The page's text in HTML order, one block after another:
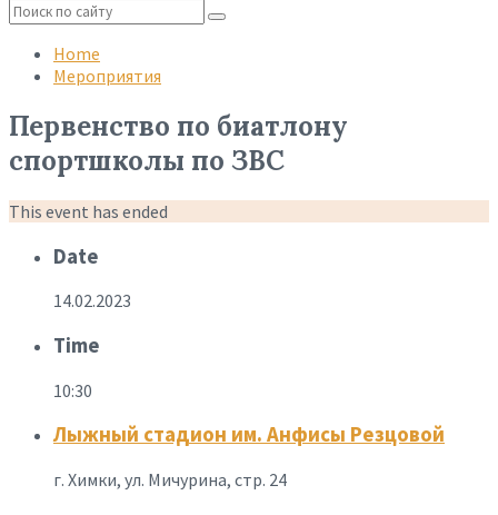
search
Home
Мероприятия
Первенство по биатлону
спортшколы по ЗВС
This event has ended
Date
14.02.2023
Time
10:30
Лыжный стадион им. Анфисы Резцовой
г. Химки, ул. Мичурина, стр. 24